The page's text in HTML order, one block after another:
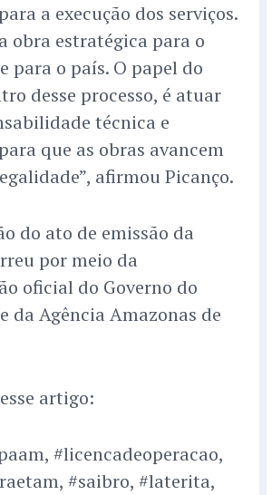
a execução dos serviços.
obra estratégica para o
para o país. O papel do
desse processo, é atuar
técnica e
que as obras avancem
afirmou Picanço.
do ato de emissão da
por meio da
oficial do Governo do
da Agência Amazonas de
artigo:
#licencadeoperacao,
#saibro, #laterita,